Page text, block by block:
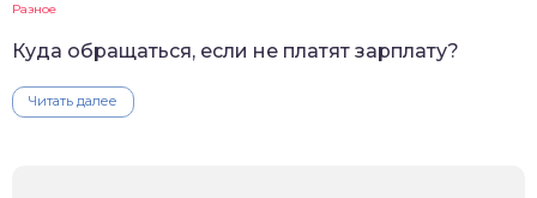
Разное
Куда обращаться, если не платят зарплату?
Читать далее